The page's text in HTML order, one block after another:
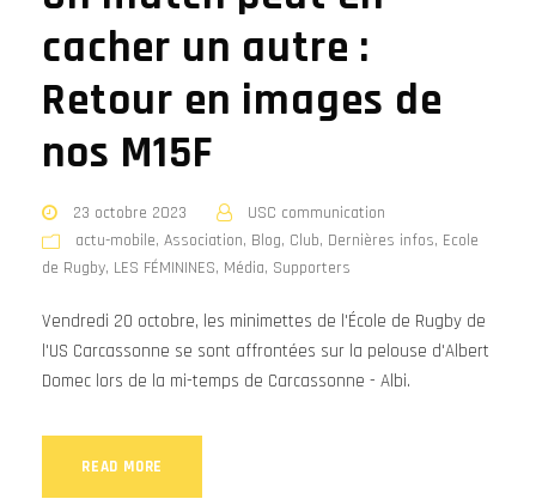
cacher un autre :
Retour en images de
nos M15F
23 octobre 2023
USC communication
actu-mobile, Association, Blog, Club, Dernières infos, Ecole
de Rugby, LES FÉMININES, Média, Supporters
Vendredi 20 octobre, les minimettes de l'École de Rugby de
l'US Carcassonne se sont affrontées sur la pelouse d'Albert
Domec lors de la mi-temps de Carcassonne - Albi.
READ MORE